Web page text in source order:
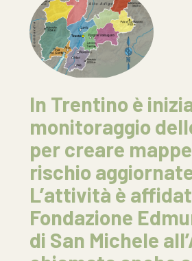
In Trentino è
monitoraggio
per creare
rischio
L’attività è
Fondazione
di San Michele